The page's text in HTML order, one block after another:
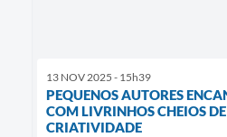
13 NOV 2025 - 15h39
PEQUENOS AUTORES
COM LIVRINHOS CHEIOS DE
CRIATIVIDADE